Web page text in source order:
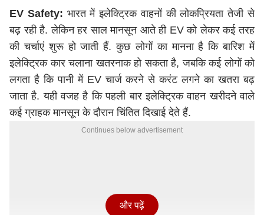
EV Safety: भारत में इलेक्ट्रिक वाहनों की लोकप्रियता तेजी से
बढ़ रही है. लेकिन हर साल मानसून आते ही EV को लेकर कई तरह
की चर्चाएं शुरू हो जाती हैं. कुछ लोगों का मानना है कि बारिश में
इलेक्ट्रिक कार चलाना खतरनाक हो सकता है, जबकि कई लोगों को
लगता है कि पानी में EV चार्ज करने से करंट लगने का खतरा बढ़
जाता है. यही वजह है कि पहली बार इलेक्ट्रिक वाहन खरीदने वाले
कई ग्राहक मानसून के दौरान चिंतित दिखाई देते हैं.
Continues below advertisement
और पढ़ें